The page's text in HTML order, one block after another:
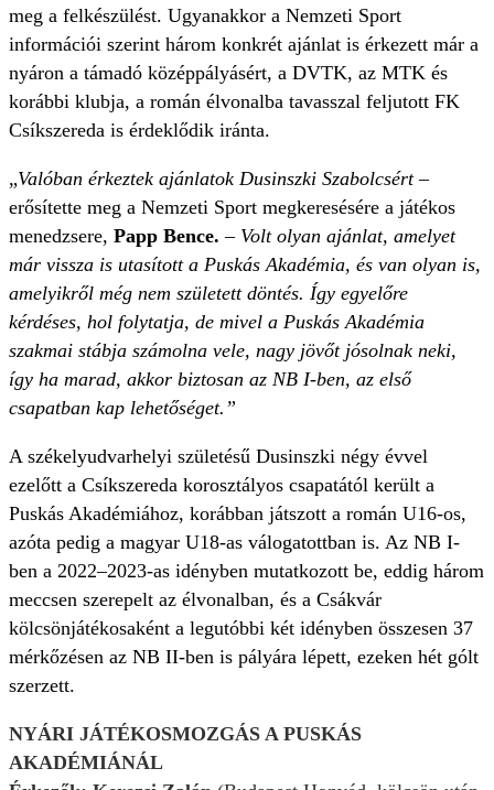
meg a felkészülést. Ugyanakkor a Nemzeti Sport
információi szerint három konkrét ajánlat is érkezett már a
nyáron a támadó középpályásért, a DVTK, az MTK és
korábbi klubja, a román élvonalba tavasszal feljutott FK
Csíkszereda is érdeklődik iránta.
„Valóban érkeztek ajánlatok Dusinszki Szabolcsért–
erősítette meg a Nemzeti Sport megkeresésére a játékos
menedzsere, Papp Bence. –Volt olyan ajánlat, amelyet
már vissza is utasított a Puskás Akadémia, és van olyan is,
amelyikről még nem született döntés. Így egyelőre
kérdéses, hol folytatja, de mivel a Puskás Akadémia
szakmai stábja számolna vele, nagy jövőt jósolnak neki,
így ha marad, akkor biztosan az NB I-ben, az első
csapatban kap lehetőséget.”
A székelyudvarhelyi születésű Dusinszki négy évvel
ezelőtt a Csíkszereda korosztályos csapatától került a
Puskás Akadémiához, korábban játszott a román U16-os,
azóta pedig a magyar U18-as válogatottban is. Az NB I-
ben a 2022–2023-as idényben mutatkozott be, eddig három
meccsen szerepelt az élvonalban, és a Csákvár
kölcsönjátékosaként a legutóbbi két idényben összesen 37
mérkőzésen az NB II-ben is pályára lépett, ezeken hét gólt
szerzett.
NYÁRI JÁTÉKOSMOZGÁS A PUSKÁS
AKADÉMIÁNÁL